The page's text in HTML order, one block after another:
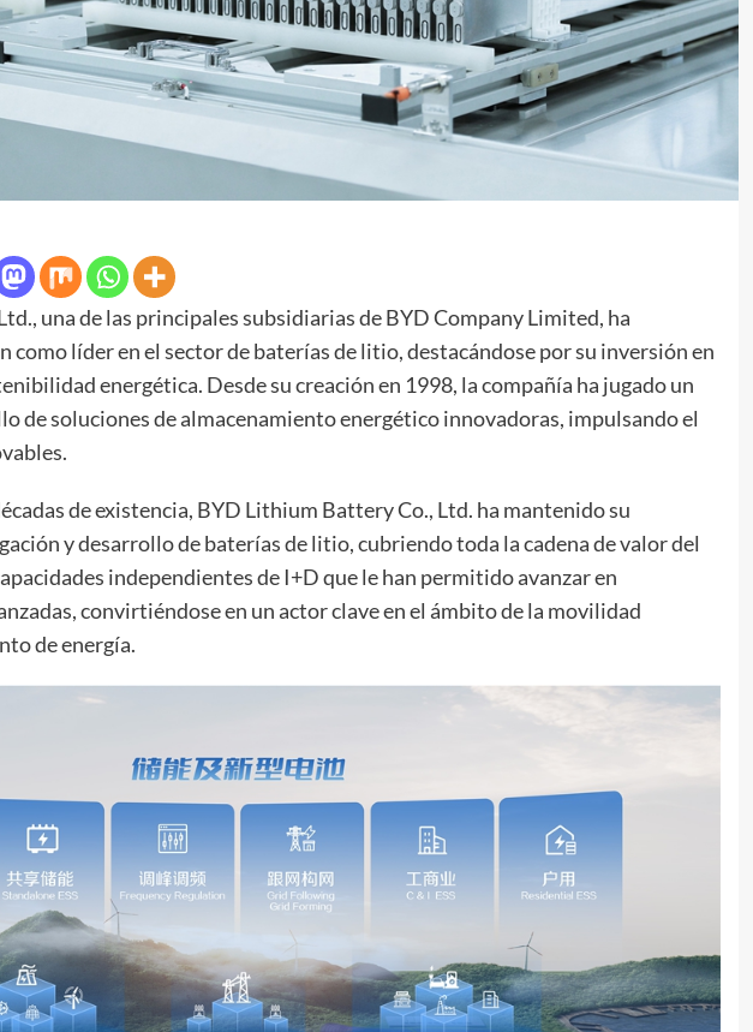
una de las principales subsidiarias de BYD Company Limited, ha
como líder en el sector de baterías de litio, destacándose por su inversión en
energética. Desde su creación en 1998, la compañía ha jugado un
de soluciones de almacenamiento energético innovadoras, impulsando el
de existencia, BYD Lithium Battery Co., Ltd. ha mantenido su
y desarrollo de baterías de litio, cubriendo toda la cadena de valor del
independientes de I+D que le han permitido avanzar en
convirtiéndose en un actor clave en el ámbito de la movilidad
de energía.